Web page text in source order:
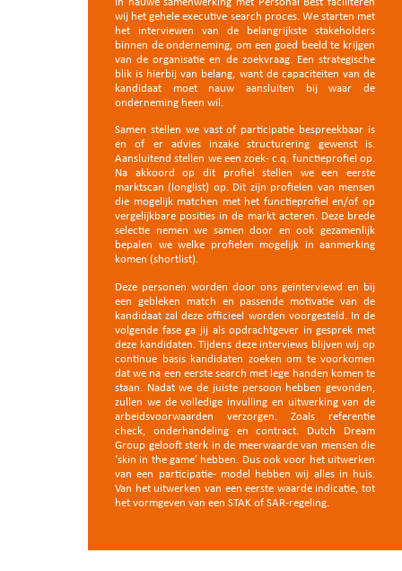
wij het gehele executive search proces. We starten met
het interviewen van de belangrijkste stakeholders
binnen de onderneming, om een goed beeld te krijgen
van de organisatie en de zoekvraag. Een strategische
blik is hierbij van belang, want de capaciteiten van de
kandidaat moet nauw aansluiten bij waar de
onderneming heen wil.
Samen stellen we vast of participatie bespreekbaar is
en of er advies inzake structurering gewenst is.
Aansluitend stellen we een zoek- c.q. functieprofiel op.
Na akkoord op dit profiel stellen we een eerste
marktscan (longlist) op. Dit zijn profielen van mensen
die mogelijk matchen met het functieprofiel en/of op
vergelijkbare posities in de markt acteren. Deze brede
selectie nemen we samen door en ook gezamenlijk
bepalen we welke profielen mogelijk in aanmerking
komen (shortlist).
Deze personen worden door ons geïnterviewd en bij
een gebleken match en passende motivatie van de
kandidaat zal deze officieel worden voorgesteld. In de
volgende fase ga jij als opdrachtgever in gesprek met
deze kandidaten. Tijdens deze interviews blijven wij op
continue basis kandidaten zoeken om te voorkomen
dat we na een eerste search met lege handen komen te
staan. Nadat we de juiste persoon hebben gevonden,
zullen we de volledige invulling en uitwerking van de
arbeidsvoorwaarden verzorgen. Zoals referentie
check, onderhandeling en contract. Dutch Dream
Group gelooft sterk in de meerwaarde van mensen die
‘skin in the game’ hebben. Dus ook voor het uitwerken
van een participatie- model hebben wij alles in huis.
Van het uitwerken van een eerste waarde indicatie, tot
het vormgeven van een STAK of SAR-regeling.